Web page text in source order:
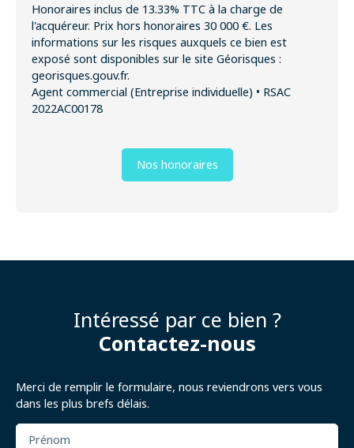
Honoraires inclus de 13.33% TTC à la charge de
l'acquéreur. Prix hors honoraires 30 000 €. Les
informations sur les risques auxquels ce bien est
exposé sont disponibles sur le site Géorisques :
georisques.gouv.fr.
Agent commercial (Entreprise individuelle) • RSAC
2022AC00178
Nos honoraires
Intéressé par ce bien ?
Contactez-nous
Merci de remplir le formulaire, nous reviendrons vers vous
dans les plus brefs délais.
Prénom